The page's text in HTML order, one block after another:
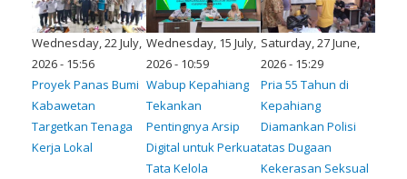
Wednesday, 22 July,
2026 - 15:56
Proyek Panas Bumi
Kabawetan
Targetkan Tenaga
Kerja Lokal
Wednesday, 15 July,
2026 - 10:59
Wabup Kepahiang
Tekankan
Pentingnya Arsip
Digital untuk Perkuat
Tata Kelola
Saturday, 27 June,
2026 - 15:29
Pria 55 Tahun di
Kepahiang
Diamankan Polisi
atas Dugaan
Kekerasan Seksual